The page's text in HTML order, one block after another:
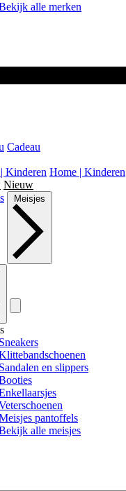
alle merken
Cadeau
Kinderen Home | Kinderen
Nieuw
Meisjes
Sneakers
Sandalen en slippers
pantoffels
alle meisjes